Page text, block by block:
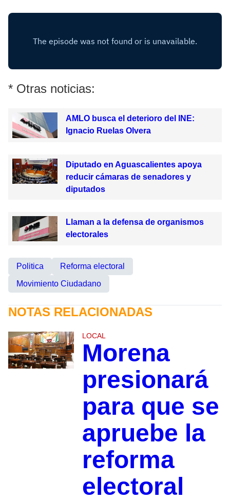
* Otras noticias:
AMLO busca el deterioro del INE:
Ignacio Ruelas Olvera
Diputado en Aguascalientes apoya
reducir cámaras de senadores y
diputados
Llaman a la defensa de organismos
electorales
Politica
Reforma electoral
Movimiento Ciudadano
NOTAS RELACIONADAS
LOCAL
Morena
presionará
para que se
apruebe la
reforma
electoral